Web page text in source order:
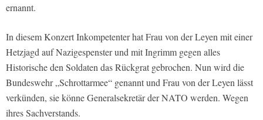
ernannt.
In diesem Konzert Inkompetenter hat Frau von der Leyen mit einer
Hetzjagd auf Nazigespenster und mit Ingrimm gegen alles
Historische den Soldaten das Rückgrat gebrochen. Nun wird die
Bundeswehr „Schrottarmee“ genannt und Frau von der Leyen lässt
verkünden, sie könne Generalsekretär der NATO werden. Wegen
ihres Sachverstands.